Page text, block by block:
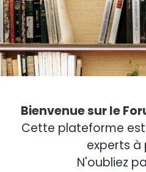
Bienvenue sur le
Cette plateforme
experts à
N'oubliez